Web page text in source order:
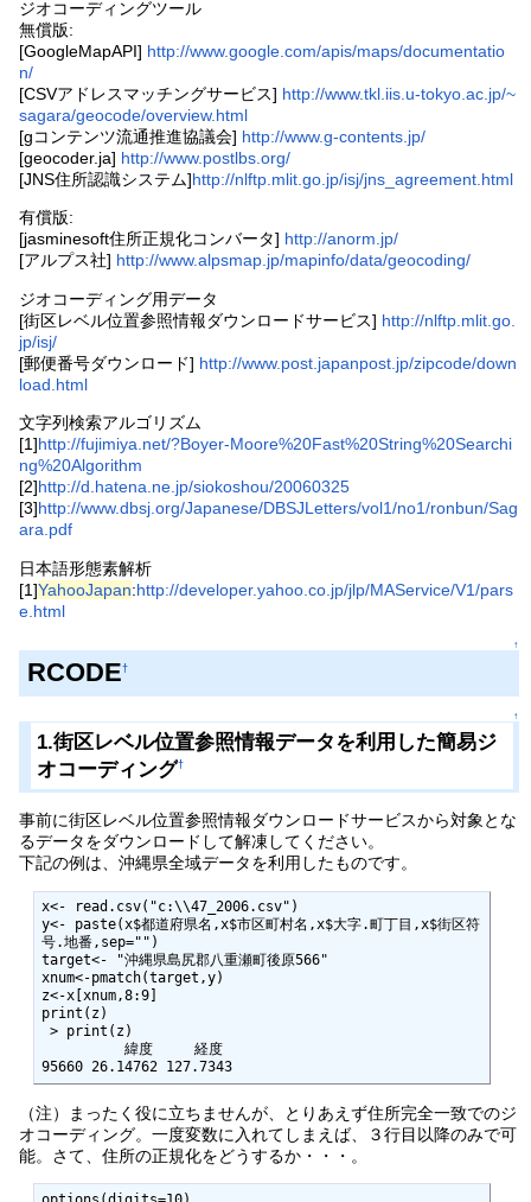
ジオコーディングツール
無償版:
[GoogleMapAPI] http://www.google.com/apis/maps/documentatio
n/
[CSVアドレスマッチングサービス] http://www.tkl.iis.u-tokyo.ac.jp/~
sagara/geocode/overview.html
[gコンテンツ流通推進協議会] http://www.g-contents.jp/
[geocoder.ja] http://www.postlbs.org/
[JNS住所認識システム]http://nlftp.mlit.go.jp/isj/jns_agreement.html
有償版:
[jasminesoft住所正規化コンバータ] http://anorm.jp/
[アルプス社] http://www.alpsmap.jp/mapinfo/data/geocoding/
ジオコーディング用データ
[街区レベル位置参照情報ダウンロードサービス] http://nlftp.mlit.go.
jp/isj/
[郵便番号ダウンロード] http://www.post.japanpost.jp/zipcode/down
load.html
文字列検索アルゴリズム
[1]http://fujimiya.net/?Boyer-Moore%20Fast%20String%20Searchi
ng%20Algorithm
[2]http://d.hatena.ne.jp/siokoshou/20060325
[3]http://www.dbsj.org/Japanese/DBSJLetters/vol1/no1/ronbun/Sag
ara.pdf
日本語形態素解析
[1]YahooJapan:http://developer.yahoo.co.jp/jlp/MAService/V1/pars
e.html
↑
RCODE†
↑
1.街区レベル位置参照情報データを利用した簡易ジ
オコーディング†
事前に街区レベル位置参照情報ダウンロードサービスから対象とな
るデータをダウンロードして解凍してください。
下記の例は、沖縄県全域データを利用したものです。
x<- read.csv("c:\\47_2006.csv")
y<- paste(x$都道府県名,x$市区町村名,x$大字.町丁目,x$街区符
号.地番,sep="")
target<- "沖縄県島尻郡八重瀬町後原566"
xnum<-pmatch(target,y)
z<-x[xnum,8:9]
print(z)
95660 26.14762 127.7343
（注）まったく役に立ちませんが、とりあえず住所完全一致でのジ
オコーディング。一度変数に入れてしまえば、３行目以降のみで可
能。さて、住所の正規化をどうするか・・・。